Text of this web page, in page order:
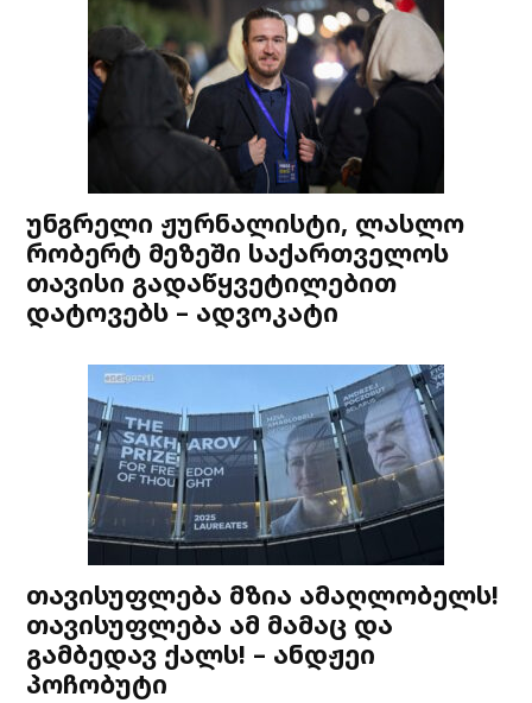
უნგრელი ჟურნალისტი, ლასლო
რობერტ მეზეში საქართველოს
თავისი გადაწყვეტილებით
დატოვებს – ადვოკატი
თავისუფლება მზია ამაღლობელს!
თავისუფლება ამ მამაც და
გამბედავ ქალს! – ანდჟეი
პოჩობუტი